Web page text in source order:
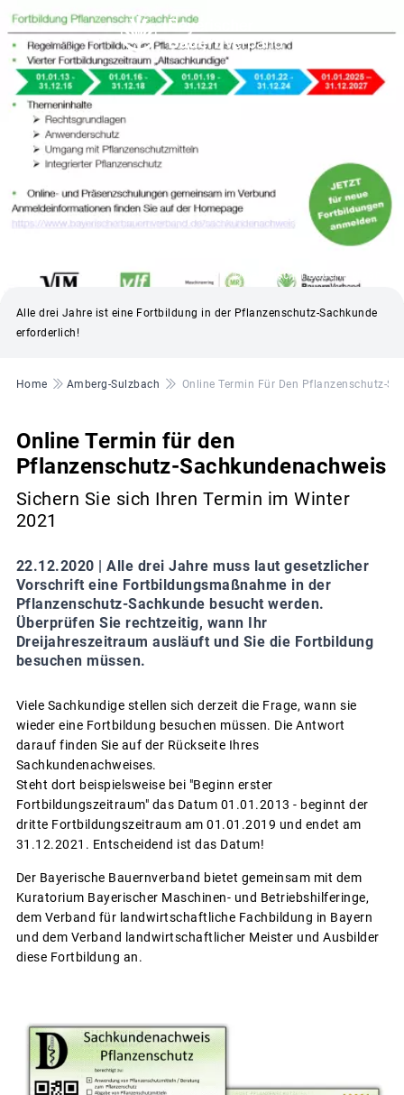
© Bayerischer Bauernverband
Alle drei Jahre ist eine Fortbildung in der Pflanzenschutz-Sachkunde
erforderlich!
Pfadnavigation
Home Amberg-Sulzbach Online Termin Für Den Pflanzenschutz-
Online Termin für den
Pflanzenschutz-Sachkundenachweis
Sichern Sie sich Ihren Termin im Winter
2021
22.12.2020 | Alle drei Jahre muss laut gesetzlicher
Vorschrift eine Fortbildungsmaßnahme in der
Pflanzenschutz-Sachkunde besucht werden.
Überprüfen Sie rechtzeitig, wann Ihr
Dreijahreszeitraum ausläuft und Sie die Fortbildung
besuchen müssen.
Viele Sachkundige stellen sich derzeit die Frage, wann sie
wieder eine Fortbildung besuchen müssen. Die Antwort
darauf finden Sie auf der Rückseite Ihres
Sachkundenachweises.
Steht dort beispielsweise bei "Beginn erster
Fortbildungszeitraum" das Datum 01.01.2013 - beginnt der
dritte Fortbildungszeitraum am 01.01.2019 und endet am
31.12.2021. Entscheidend ist das Datum!
Der Bayerische Bauernverband bietet gemeinsam mit dem
Kuratorium Bayerischer Maschinen- und Betriebshilferinge,
dem Verband für landwirtschaftliche Fachbildung in Bayern
und dem Verband landwirtschaftlicher Meister und Ausbilder
diese Fortbildung an.